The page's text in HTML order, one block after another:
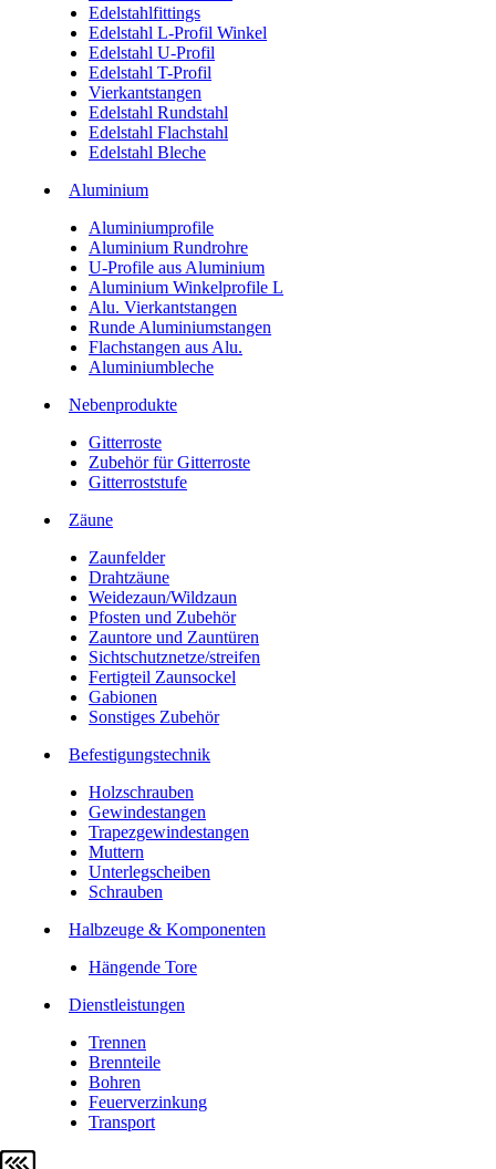
Edelstahlfittings
Edelstahl L-Profil Winkel
Edelstahl U-Profil
Edelstahl T-Profil
Vierkantstangen
Edelstahl Rundstahl
Edelstahl Flachstahl
Edelstahl Bleche
Aluminium
Aluminiumprofile
Aluminium Rundrohre
U-Profile aus Aluminium
Aluminium Winkelprofile L
Alu. Vierkantstangen
Runde Aluminiumstangen
Flachstangen aus Alu.
Aluminiumbleche
Nebenprodukte
Gitterroste
Zubehör für Gitterroste
Gitterroststufe
Zäune
Zaunfelder
Drahtzäune
Weidezaun/Wildzaun
Pfosten und Zubehör
Zauntore und Zauntüren
Sichtschutznetze/streifen
Fertigteil Zaunsockel
Gabionen
Sonstiges Zubehör
Befesti­gungstechnik
Holzschrauben
Gewindestangen
Trapezgewindestangen
Muttern
Unterlegscheiben
Schrauben
Halbzeuge & Komponenten
Hängende Tore
Dienstleistungen
Trennen
Brennteile
Bohren
Feuerverzinkung
Transport